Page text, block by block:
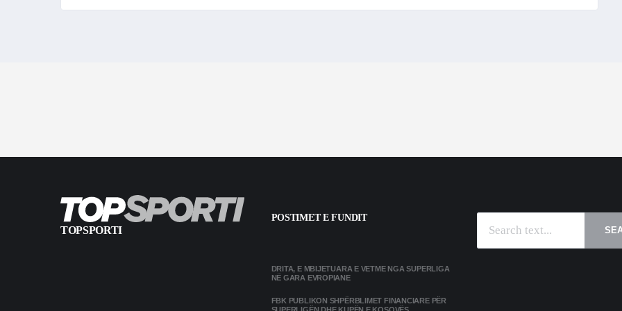
TOPSPORTI
POSTIMET E FUNDIT
DRITA, E MBIJETUARA E VETME NGA SUPERLIGA
NË GARA EVROPIANE
FBK PUBLIKON SHPËRBLIMET FINANCIARE PËR